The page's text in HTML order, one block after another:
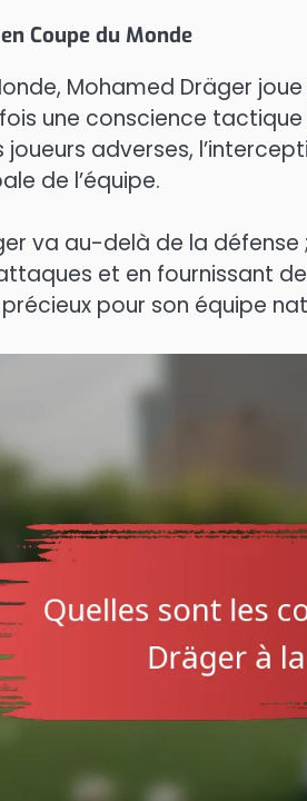
Coupe du Monde
Mohamed Dräger
une conscience
adverses,
de l’équipe.
va au-delà de la
et en fournissant
pour son équipe